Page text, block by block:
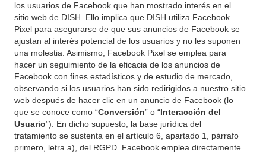
los usuarios de Facebook que han mostrado interés en el
sitio web de DISH. Ello implica que DISH utiliza Facebook
Pixel para asegurarse de que sus anuncios de Facebook se
ajustan al interés potencial de los usuarios y no les suponen
una molestia. Asimismo, Facebook Pixel se emplea para
hacer un seguimiento de la eficacia de los anuncios de
Facebook con fines estadísticos y de estudio de mercado,
observando si los usuarios han sido redirigidos a nuestro sitio
web después de hacer clic en un anuncio de Facebook (lo
que se conoce como “Conversión” o “Interacción del
Usuario”). En dicho supuesto, la base jurídica del
tratamiento se sustenta en el artículo 6, apartado 1, párrafo
primero, letra a), del RGPD. Facebook emplea directamente